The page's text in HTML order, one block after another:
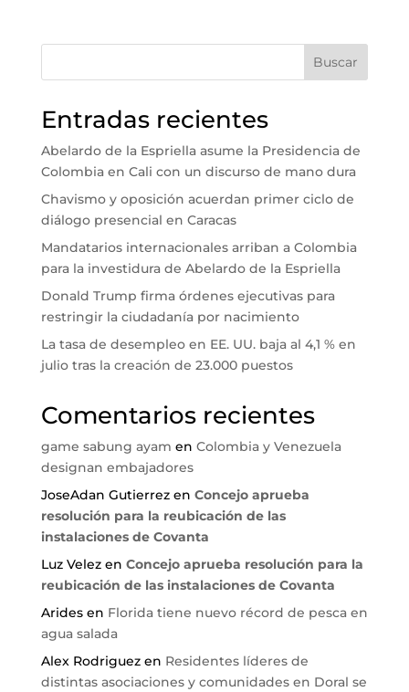
Buscar
Entradas recientes
Abelardo de la Espriella asume la Presidencia de
Colombia en Cali con un discurso de mano dura
Chavismo y oposición acuerdan primer ciclo de
diálogo presencial en Caracas
Mandatarios internacionales arriban a Colombia
para la investidura de Abelardo de la Espriella
Donald Trump firma órdenes ejecutivas para
restringir la ciudadanía por nacimiento
La tasa de desempleo en EE. UU. baja al 4,1 % en
julio tras la creación de 23.000 puestos
Comentarios recientes
game sabung ayam en Colombia y Venezuela
designan embajadores
JoseAdan Gutierrezen Concejo aprueba
resolución para la reubicación de las
instalaciones de Covanta
Luz Velezen Concejo aprueba resolución para la
reubicación de las instalaciones de Covanta
Aridesen Florida tiene nuevo récord de pesca en
agua salada
Alex Rodriguezen Residentes líderes de
distintas asociaciones y comunidades en Doral se